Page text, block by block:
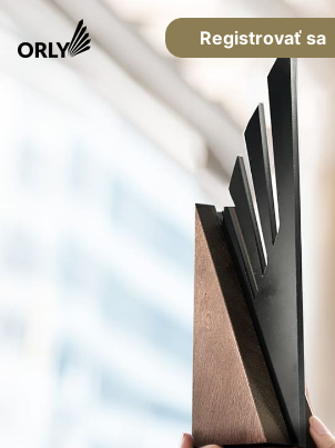
Registrovať sa